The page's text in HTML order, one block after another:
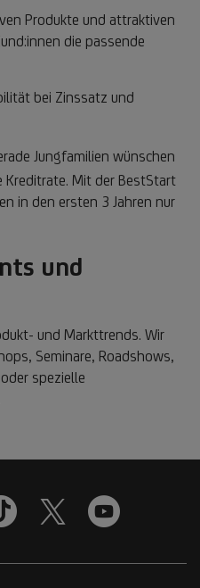
Produkte und attraktiven
die passende
bei Zinssatz und
Jungfamilien wünschen
Kreditrate. Mit der BestStart
in den ersten 3 Jahren nur
und
und Markttrends. Wir
Seminare, Roadshows,
spezielle